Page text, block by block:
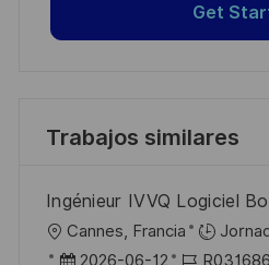
Get
Trabajos similares
Ingénieur IVVQ Logiciel
U
b
Cannes, Francia
F
2026-06-12
I